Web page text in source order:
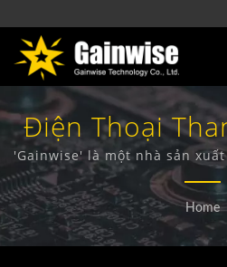
Điện Thoại
Tìm Kiếm |
Sản Phẩm
Loan |
'Gainwise' là một nhà sản
thiết kế, phát triển và sản
cố định, Intercom cửa 4G, Mở
Home